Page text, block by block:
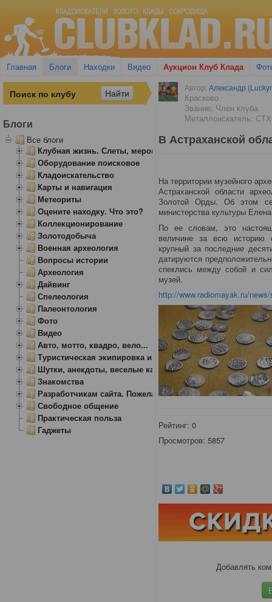
Главная Блоги Находки Видео Аукцион Клуб Клада
Автор: Александр
Красково
Звание: Член клуба
Металлоискатель:
В Астраханской
На территории музейного
Астраханской области
Золотой Орды. Об этом
министерства культуры
По ее словам, это
величине за всю историю
крупный за последние
датируются
спеклись между собой и
музей.
http://www.radiomayak.ru/
Рейтинг:0
Просмотров: 5857
Добавлять
Блоги
Все блоги
Клубная жизнь. Слеты, мероприятия
Оборудование поисковое
Кладоискательство
Карты и навигация
Метеориты
Оцените находку. Что это?
Коллекционирование
Золотодобыча
Военная археология
Вопросы истории
Археология
Дайвинг
Спелеология
Палеонтология
Фото
Видео
Авто, мотто, квадро, вело...
Туристическая экипировка и снаряжение
Шутки, анекдоты, веселые картинки
Знакомства
Разработчикам сайта. Пожелания, замечания.
Свободное общение
Практическая польза
Гаджеты